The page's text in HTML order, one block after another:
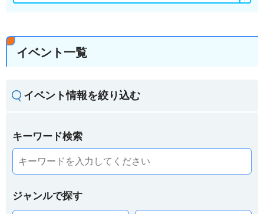
イベント一覧
イベント情報を絞り込む
キーワード検索
ジャンルで探す